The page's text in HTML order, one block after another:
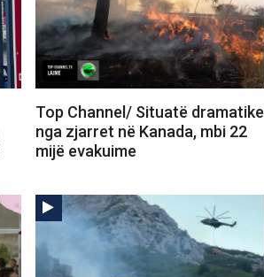
Top Channel/ Situatë dramatike
nga zjarret në Kanada, mbi 22
mijë evakuime